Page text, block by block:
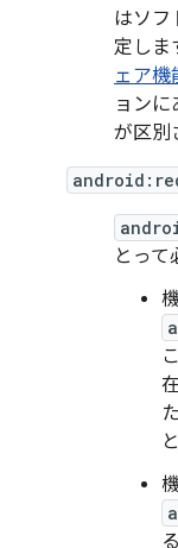
はソフ
定しま
ェア機
ョン
が区別
とって